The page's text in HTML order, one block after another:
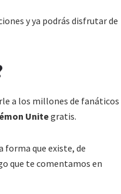
y ya podrás disfrutar de
a los millones de fanáticos
Unitegratis.
forma que existe, de
que te comentamos en